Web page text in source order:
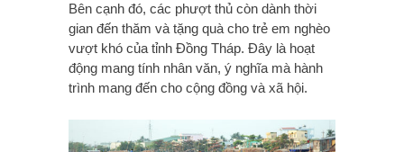
Bên cạnh đó, các phượt thủ còn dành thời
gian đến thăm và tặng quà cho trẻ em nghèo
vượt khó của tỉnh Đồng Tháp. Đây là hoạt
động mang tính nhân văn, ý nghĩa mà hành
trình mang đến cho cộng đồng và xã hội.